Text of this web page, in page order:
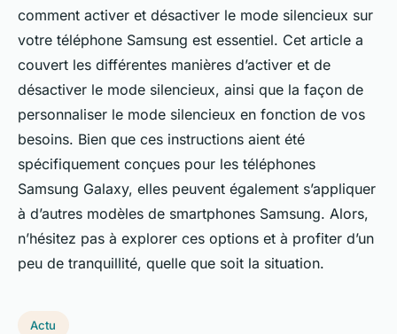
comment activer et désactiver le mode silencieux sur
votre téléphone Samsung est essentiel. Cet article a
couvert les différentes manières d’activer et de
désactiver le mode silencieux, ainsi que la façon de
personnaliser le mode silencieux en fonction de vos
besoins. Bien que ces instructions aient été
spécifiquement conçues pour les téléphones
Samsung Galaxy, elles peuvent également s’appliquer
à d’autres modèles de smartphones Samsung. Alors,
n’hésitez pas à explorer ces options et à profiter d’un
peu de tranquillité, quelle que soit la situation.
Actu